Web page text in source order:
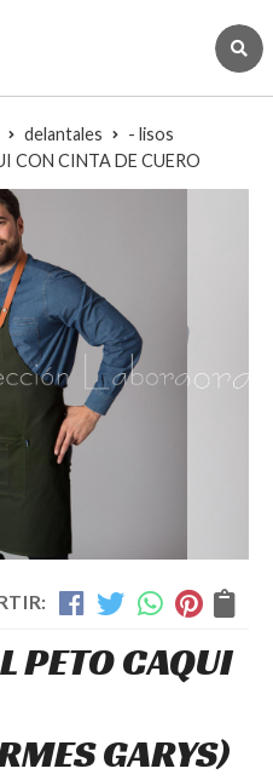
delantales
- lisos
CON CINTA DE CUERO
PETO CAQUI
GARYS)